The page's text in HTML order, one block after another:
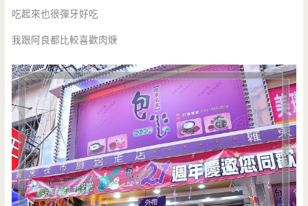
吃起來也很彈牙好吃
我跟阿良都比較喜歡肉焿